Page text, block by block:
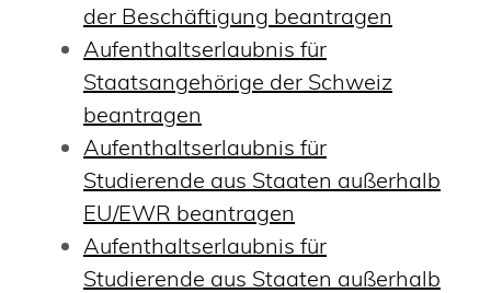
der Beschäftigung beantragen
Aufenthaltserlaubnis für
Staatsangehörige der Schweiz
beantragen
Aufenthaltserlaubnis für
Studierende aus Staaten außerhalb
EU/EWR beantragen
Aufenthaltserlaubnis für
Studierende aus Staaten außerhalb